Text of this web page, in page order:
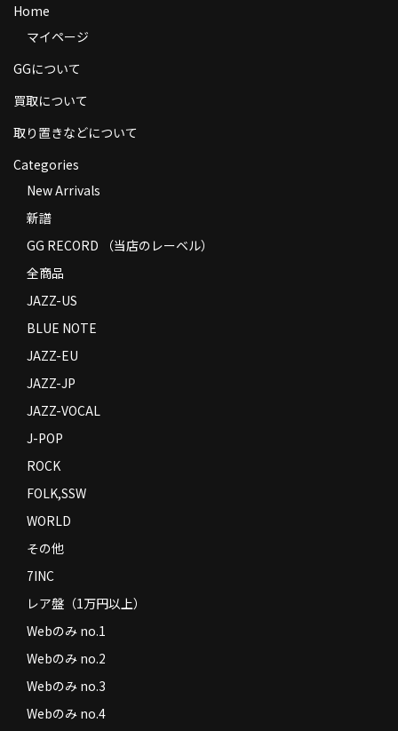
コンディション
Privacy Policy
特定商取引法に基づく表示
Contact
Home
マイページ
GGについて
買取について
取り置きなどについて
Categories
New Arrivals
新譜
GG RECORD （当店のレーベル）
全商品
JAZZ-US
BLUE NOTE
JAZZ-EU
JAZZ-JP
JAZZ-VOCAL
J-POP
ROCK
FOLK,SSW
WORLD
その他
7INC
レア盤（1万円以上）
Webのみ no.1
Webのみ no.2
Webのみ no.3
Webのみ no.4